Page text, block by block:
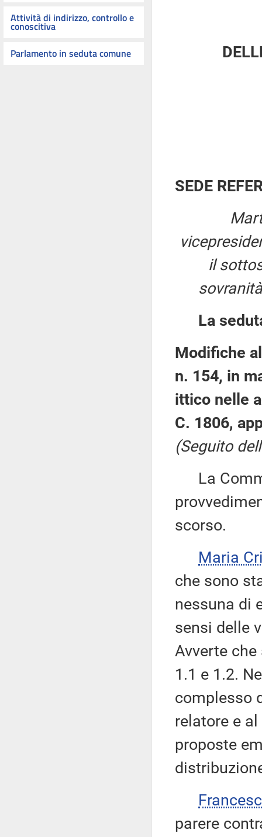
Attività di indirizzo, controllo e
conoscitiva
Parlamento in seduta comune
SEDE
il
La
Modifiche
n. 154, in
ittico nelle
C. 1806,
(Seguito
La
scorso.
Maria
che sono
nessuna di
sensi delle
Avverte
1.1 e 1.2.
complesso
relatore e
proposte
parere